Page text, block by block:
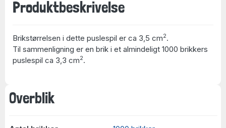
Overblik
Produktbeskrivelse
Brikstørrelsen i dette puslespil er ca 3,5 cm2.
Til sammenligning er en brik i et almindeligt 1000 brikkers
puslespil ca 3,3 cm2.